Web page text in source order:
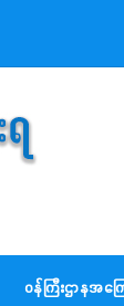
ဝန်ကြီးဌာနအကြ